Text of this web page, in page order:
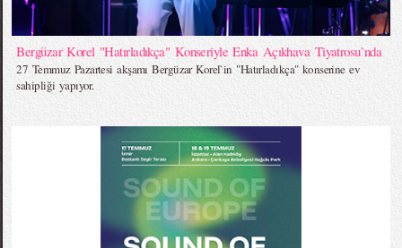
Bergüzar Korel "Hatırladıkça" Konseriyle Enka Açıkhava Tiyatrosu`nda
27 Temmuz Pazartesi akşamı Bergüzar Korel`in "Hatırladıkça" konserine ev
sahipliği yapıyor.